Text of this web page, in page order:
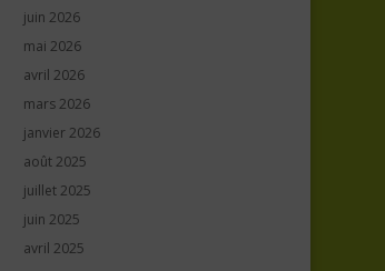
juin 2026
mai 2026
avril 2026
mars 2026
janvier 2026
août 2025
juillet 2025
juin 2025
avril 2025